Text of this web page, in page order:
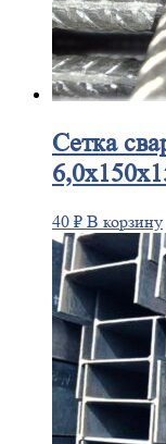
Сетка
40 ₽ В корзину